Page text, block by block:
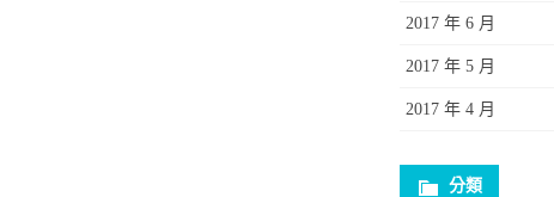
2017 年 6 月
2017 年 5 月
2017 年 4 月
分類